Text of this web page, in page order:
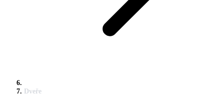
Dveře